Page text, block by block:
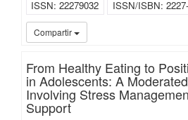
ISSN 22279032 ISSN/ISBN
Compartir
From Healthy Eating to
in Adolescents: A
Involving Stress
Support